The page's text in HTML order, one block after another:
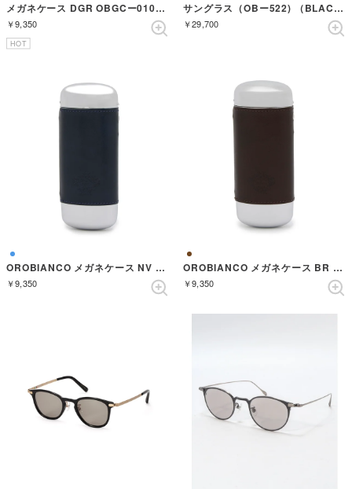
メガネケース DGR OBGCー010DGR （GREEN）
￥9,350
HOT
サングラス（OBー522) （BLACK/BLACK）
￥29,700
OROBIANCO メガネケース NV OBGCー011NV （NAVY）
￥9,350
OROBIANCO メガネケース BR OBGCー011BR （BROWN）
￥9,350